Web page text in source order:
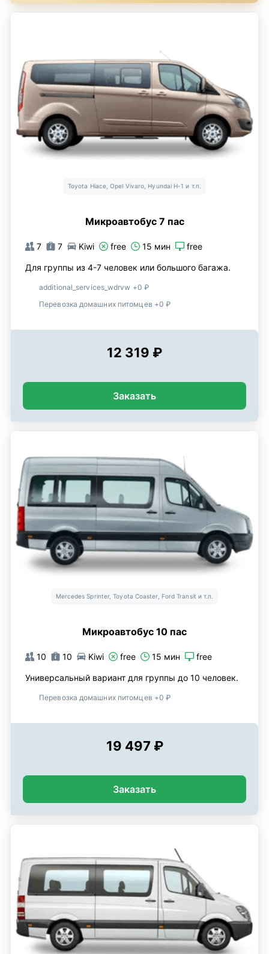
Toyota Hiace, Opel Vivaro, Hyundai H-1 и т.п.
Микроавтобус 7 пас
7 7 Kiwi free 15 мин free
Для группы из 4-7 человек или большого багажа.
additional_services_wdrvw +0 ₽
Перевозка домашних питомцев +0 ₽
12 319 ₽
Заказать
Mercedes Sprinter, Toyota Coaster, Ford Transit и т.п.
Микроавтобус 10 пас
10 10 Kiwi free 15 мин free
Универсальный вариант для группы до 10 человек.
Перевозка домашних питомцев +0 ₽
19 497 ₽
Заказать